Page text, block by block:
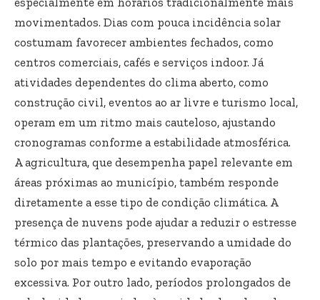
movimentados. Dias com pouca incidência solar
costumam favorecer ambientes fechados, como
centros comerciais, cafés e serviços indoor. Já
atividades dependentes do clima aberto, como
construção civil, eventos ao ar livre e turismo local,
operam em um ritmo mais cauteloso, ajustando
cronogramas conforme a estabilidade atmosférica.
A agricultura, que desempenha papel relevante em
áreas próximas ao município, também responde
diretamente a esse tipo de condição climática. A
presença de nuvens pode ajudar a reduzir o estresse
térmico das plantações, preservando a umidade do
solo por mais tempo e evitando evaporação
excessiva. Por outro lado, períodos prolongados de